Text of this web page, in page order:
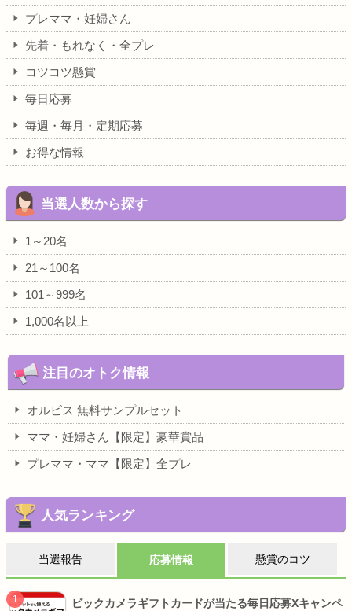
プレママ・妊婦さん
先着・もれなく・全プレ
コツコツ懸賞
毎日応募
毎週・毎月・定期応募
お得な情報
当選人数から探す
1～20名
21～100名
101～999名
1,000名以上
注目のオトク情報
オルビス 無料サンプルセット
ママ・妊婦さん【限定】豪華賞品
プレママ・ママ【限定】全プレ
人気ランキング
当選報告 応募情報 懸賞のコツ
ビックカメラギフトカードが当たる毎日応募Xキャンペ